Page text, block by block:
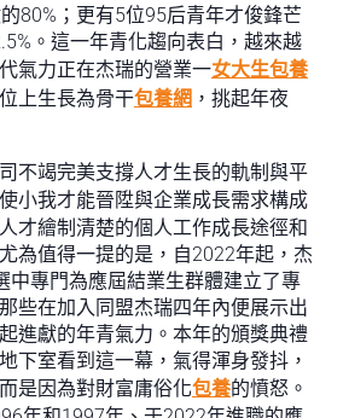
80%；更有5位95后青年才俊鋒芒
。這一年青化趨向表白，越來越
氣力正在杰瑞的營業一女大生包養
上生長為骨干包養網 ，挑起年夜
不竭完美支撐人才生長的軌制與平
小我才能晉陞與企業成長需求構成
才繪制清楚的個人工作成長途徑和
為值得一提的是，自2022年起，杰
中專門為應屆結業生群體建立了專
些在加入同盟杰瑞四年內便展示出
進獻的年青氣力。本年的頒獎典禮
下室看到這一幕，氣得渾身發抖，
是因為對財富庸俗化包養的憤怒。